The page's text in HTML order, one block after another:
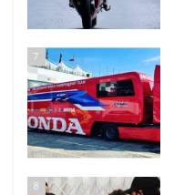
7
8